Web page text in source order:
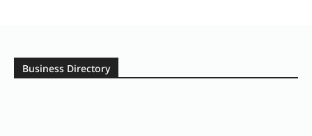
Business Directory